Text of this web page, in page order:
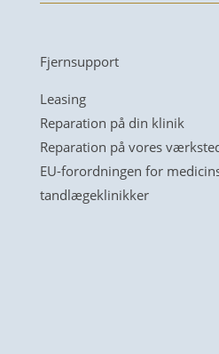
Fjernsupport
Leasing
Reparation på din klinik
Reparation på vores
EU-forordningen for
tandlægeklinikker